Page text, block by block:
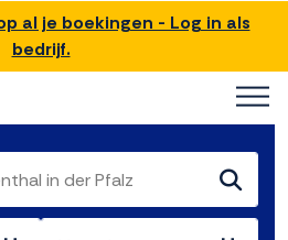
al je boekingen - Log in als
bedrijf.